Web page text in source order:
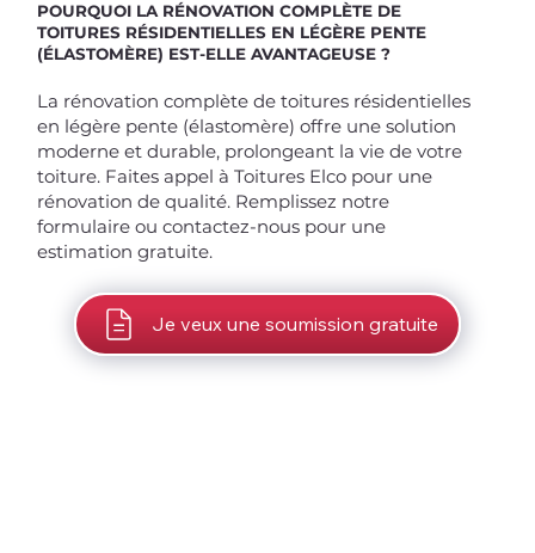
POURQUOI LA RÉNOVATION COMPLÈTE DE
TOITURES RÉSIDENTIELLES EN LÉGÈRE PENTE
(ÉLASTOMÈRE) EST-ELLE AVANTAGEUSE ?
La rénovation complète de toitures résidentielles
en légère pente (élastomère) offre une solution
moderne et durable, prolongeant la vie de votre
toiture. Faites appel à Toitures Elco pour une
rénovation de qualité. Remplissez notre
formulaire ou contactez-nous pour une
estimation gratuite.
Je veux une soumission gratuite